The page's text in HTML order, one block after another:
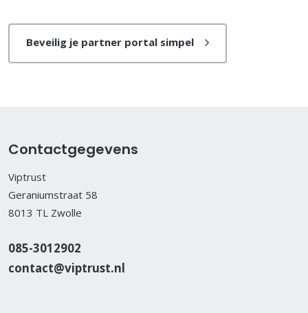
Beveilig je partner portal simpel
Contactgegevens
Viptrust
Geraniumstraat 58
8013 TL Zwolle
085-3012902
contact@viptrust.nl